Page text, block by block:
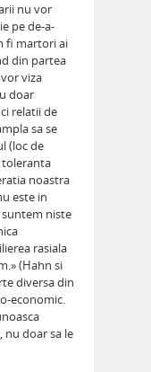
nu vor
pe de-a-
fi martori ai
din partea
viza
doar
relatii de
sa se
(loc de
toleranta
noastra
este in
niste
rasiala
(Hahn si
diversa din
economic.
nu doar sa le